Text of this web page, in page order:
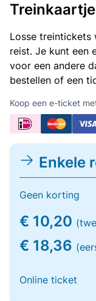
Losse treintickets
reist. Je kunt een
voor een andere
bestellen of een
Koop een e-ticket
Enkele
Geen korting
€ 10,20
€ 18,36
Online ticket